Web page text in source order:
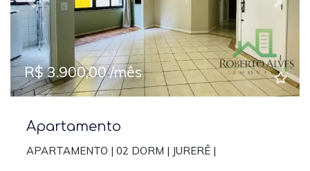
Previous Next
R$ 3.900,00 /mês
Apartamento
APARTAMENTO | 02 DORM | JURERÊ |